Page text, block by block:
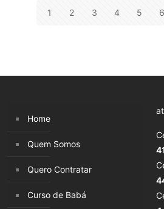
1 2 3 4 5 6
Home
Quem Somos
Quero Contratar
Curso de Babá